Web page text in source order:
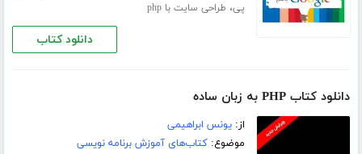
پی، طراحی سایت با php
دانلود کتاب
دانلود کتاب PHP به زبان ساده
از:یونس ابراهیمی
موضوع:کتاب‌های آموزش برنامه نویسی